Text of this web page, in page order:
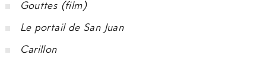
Gouttes (film)
Le portail de San Juan
Carillon